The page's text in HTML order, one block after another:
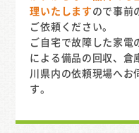
理いたしますので事前
ご依頼ください。
ご自宅で故障した家電
による備品の回収、倉
川県内の依頼現場へお
す。